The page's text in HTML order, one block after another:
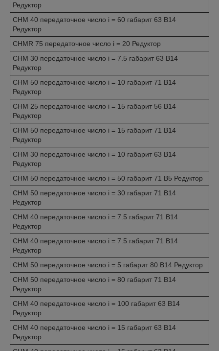
Редуктор
CHM 40 передаточное число i = 60 габарит 63 B14
Редуктор
CHMR 75 передаточное число i = 20 Редуктор
CHM 30 передаточное число i = 7.5 габарит 63 B14
Редуктор
CHM 50 передаточное число i = 10 габарит 71 B14
Редуктор
CHM 25 передаточное число i = 15 габарит 56 B14
Редуктор
CHM 50 передаточное число i = 15 габарит 71 B14
Редуктор
CHM 30 передаточное число i = 10 габарит 63 B14
Редуктор
CHM 50 передаточное число i = 50 габарит 71 B5 Редуктор
CHM 50 передаточное число i = 30 габарит 71 B14
Редуктор
CHM 40 передаточное число i = 7.5 габарит 71 B14
Редуктор
CHM 40 передаточное число i = 7.5 габарит 71 B14
Редуктор
CHM 50 передаточное число i = 5 габарит 80 B14 Редуктор
CHM 50 передаточное число i = 80 габарит 71 B14
Редуктор
CHM 40 передаточное число i = 100 габарит 63 B14
Редуктор
CHM 40 передаточное число i = 15 габарит 63 B14
Редуктор